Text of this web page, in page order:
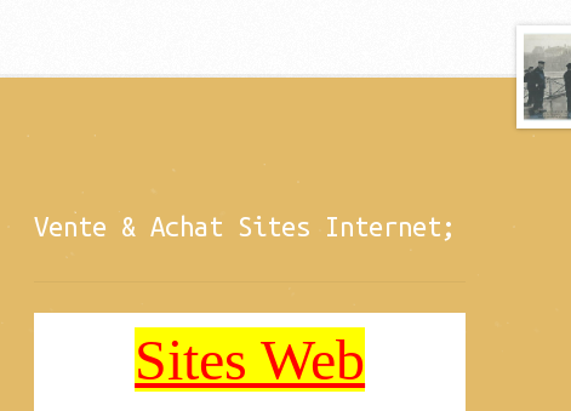
Vente & Achat Sites Internet;
Sites Web